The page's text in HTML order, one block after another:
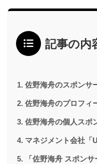
記事の内
佐野海舟のスポンサ
佐野海舟のプロフィ
佐野海舟の個人スポ
マネジメント会社「
「佐野海舟 スポン